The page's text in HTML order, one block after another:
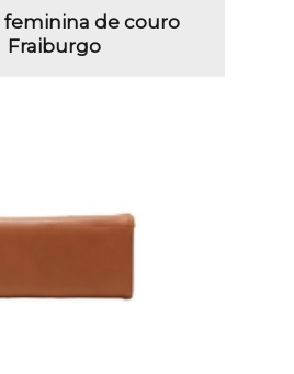
feminina de couro
Fraiburgo